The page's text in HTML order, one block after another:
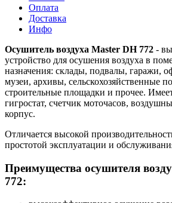
Оплата
Доставка
Инфо
Осушитель воздуха Master DH 772 -
устройство для осушения воздуха в
назначения: склады, подвалы, гаражи,
музеи, архивы, сельскохозяйственные
строительные площадки и прочее.
гигростат, счетчик моточасов,
корпус.
Отличается высокой
простотой эксплуатации и
Преимущества осушителя
772: